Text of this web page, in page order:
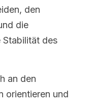
den
die
Stabilität des
an den
orientieren und